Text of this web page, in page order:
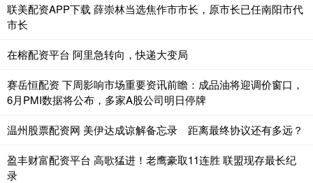
联美配资APP下载 薛崇林当选焦作市市长，原市长已任南阳市代
市长
在榕配资平台 阿里急转向，快递大变局
赛岳恒配资 下周影响市场重要资讯前瞻：成品油将迎调价窗口，
6月PMI数据将公布，多家A股公司明日停牌
温州股票配资网 美伊达成谅解备忘录 距离最终协议还有多远？
盈丰财富配资平台 高歌猛进！老鹰豪取11连胜 联盟现存最长纪
录